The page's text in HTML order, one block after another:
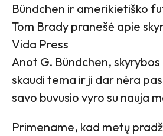
Bündchen ir amerikietiško
Tom Brady pranešė apie
Vida Press
Anot G. Bündchen, skyrybos
skaudi tema ir ji dar nėra
savo buvusio vyro su nauja
Primename, kad metų